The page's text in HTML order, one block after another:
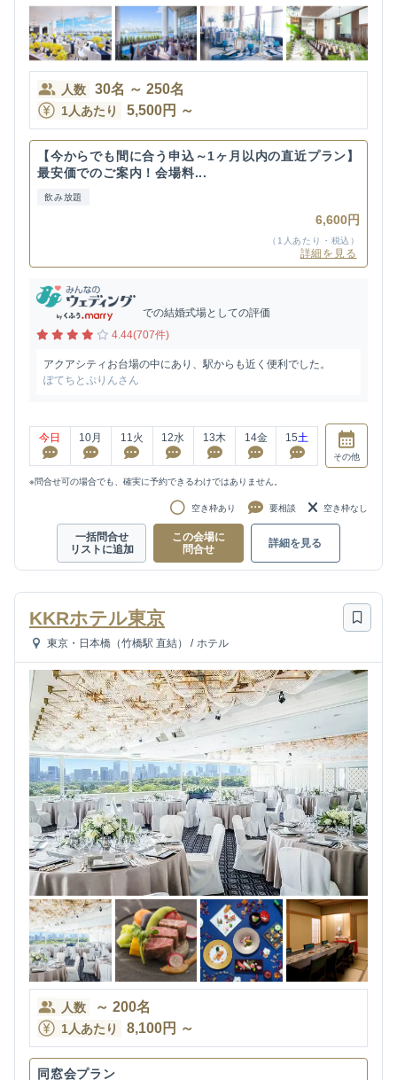
人数 30名 ～ 250名
1人あたり 5,500円 ～
【今からでも間に合う申込～1ヶ月以内の直近プラン】
最安価でのご案内！会場料...
飲み放題
6,600円
（1人あたり・税込）
詳細を見る
での結婚式場としての評価
4.44(707件)
アクアシティお台場の中にあり、駅からも近く便利でした。
ぽてちとぷりんさん
今日 10月 11火 12水 13木 14金 15土
その他
※問合せ可の場合でも、確実に予約できるわけではありません。
空き枠あり 要相談 空き枠なし
一括問合せ
リストに追加
この会場に
問合せ
詳細を見る
KKRホテル東京
東京・日本橋（竹橋駅 直結） / ホテル
人数 ～ 200名
1人あたり 8,100円 ～
同窓会プラン